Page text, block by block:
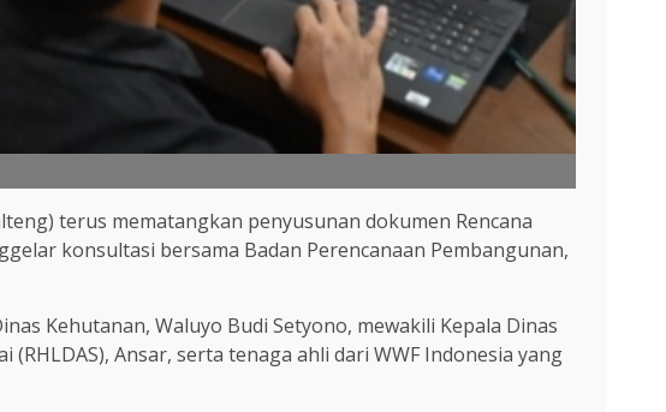
terus mematangkan penyusunan dokumen Rencana
konsultasi bersama Badan Perencanaan Pembangunan,
Kehutanan, Waluyo Budi Setyono, mewakili Kepala Dinas
Ansar, serta tenaga ahli dari WWF Indonesia yang